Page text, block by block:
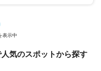
表示中
気のスポットから探す